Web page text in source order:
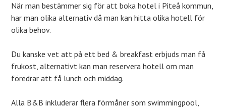
När man bestämmer sig för att boka hotel i Piteå kommun,
har man olika alternativ då man kan hitta olika hotell för
olika behov.
Du kanske vet att på ett bed & breakfast erbjuds man få
frukost, alternativt kan man reservera hotell om man
föredrar att få lunch och middag.
Alla B&B inkluderar flera förmåner som swimmingpool,